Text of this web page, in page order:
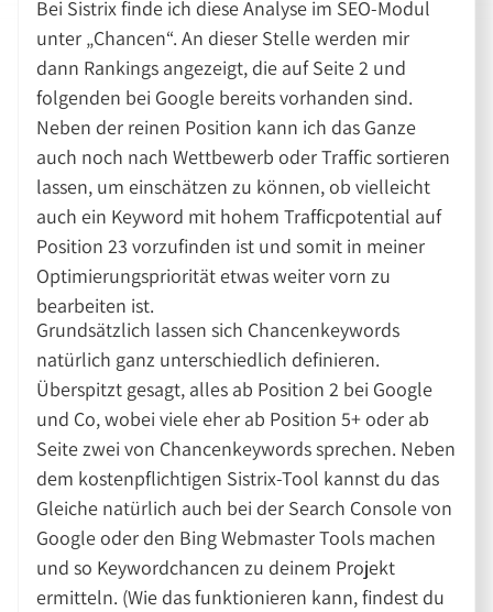
Bei Sistrix finde ich diese Analyse im SEO-Modul
unter „Chancen“. An dieser Stelle werden mir
dann Rankings angezeigt, die auf Seite 2 und
folgenden bei Google bereits vorhanden sind.
Neben der reinen Position kann ich das Ganze
auch noch nach Wettbewerb oder Traffic sortieren
lassen, um einschätzen zu können, ob vielleicht
auch ein Keyword mit hohem Trafficpotential auf
Position 23 vorzufinden ist und somit in meiner
Optimierungspriorität etwas weiter vorn zu
bearbeiten ist.
Grundsätzlich lassen sich Chancenkeywords
natürlich ganz unterschiedlich definieren.
Überspitzt gesagt, alles ab Position 2 bei Google
und Co, wobei viele eher ab Position 5+ oder ab
Seite zwei von Chancenkeywords sprechen. Neben
dem kostenpflichtigen Sistrix-Tool kannst du das
Gleiche natürlich auch bei der Search Console von
Google oder den Bing Webmaster Tools machen
und so Keywordchancen zu deinem Projekt
ermitteln. (Wie das funktionieren kann, findest du